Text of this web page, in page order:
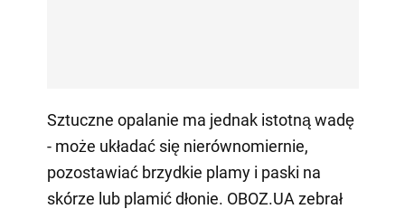
Sztuczne opalanie ma jednak istotną wadę
- może układać się nierównomiernie,
pozostawiać brzydkie plamy i paski na
skórze lub plamić dłonie. OBOZ.UA zebrał